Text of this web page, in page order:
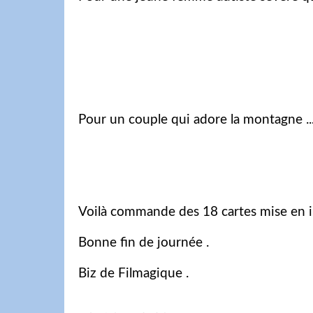
Pour un couple qui adore la montagne
Voilà commande des 18 cartes mise en
Bonne fin de journée .
Biz de Filmagique .